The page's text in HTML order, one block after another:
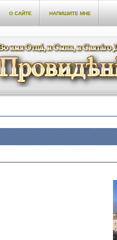
О САЙТЕ НАПИШИТЕ МНЕ